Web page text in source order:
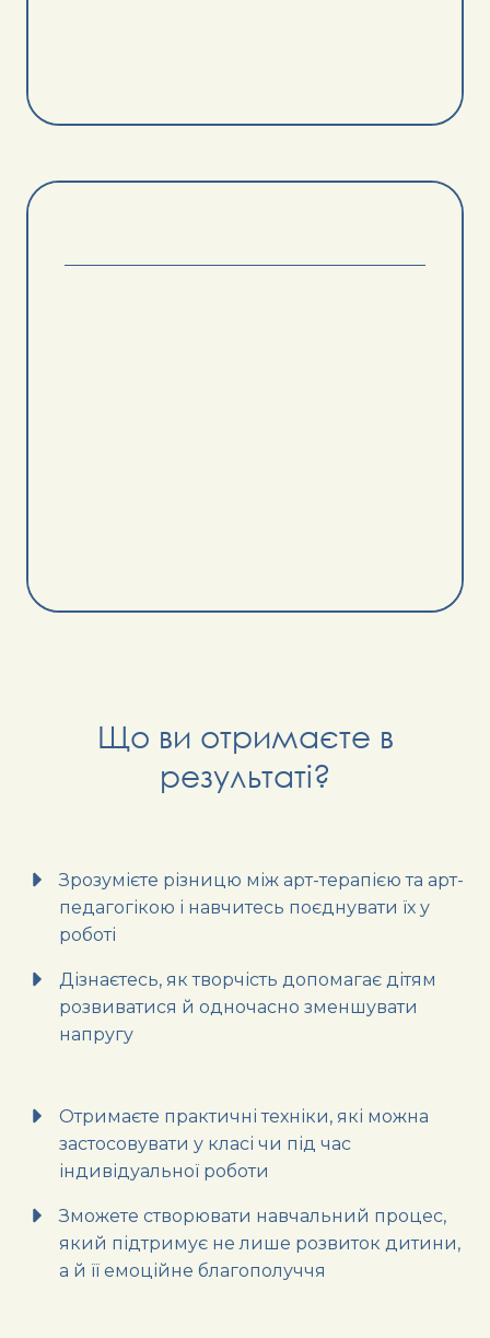
Що ви отримаєте в
результаті?
Зрозумієте різницю між арт-терапією та арт-
педагогікою і навчитесь поєднувати їх у
роботі
Дізнаєтесь, як творчість допомагає дітям
розвиватися й одночасно зменшувати
напругу
Отримаєте практичні техніки, які можна
застосовувати у класі чи під час
індивідуальної роботи
Зможете створювати навчальний процес,
який підтримує не лише розвиток дитини,
а й її емоційне благополуччя